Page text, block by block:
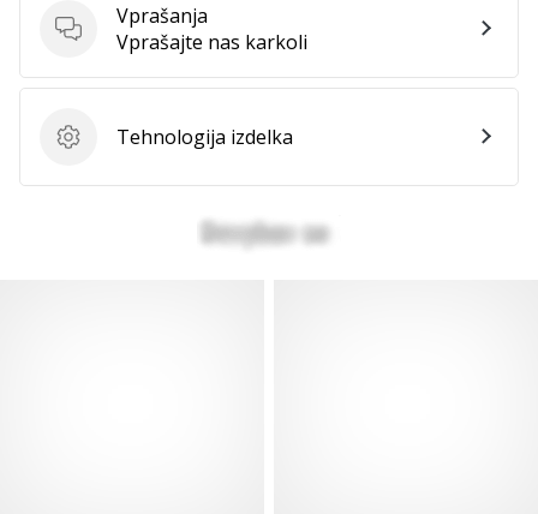
Vprašanja
Vprašanja
Vprašajte nas karkoli
Tehnologija izdelka
Tehnologija izdelka